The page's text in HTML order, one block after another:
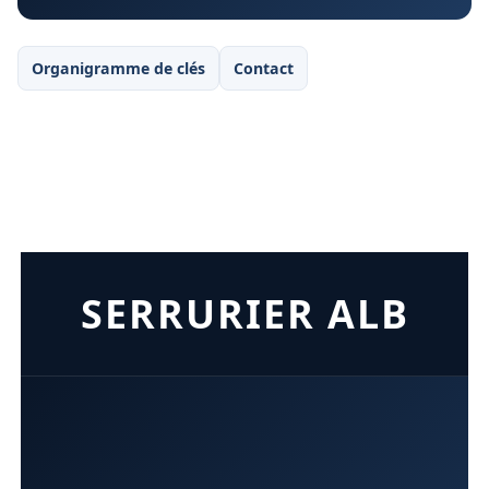
Organigramme de clés Contact
SERRURIER ALB